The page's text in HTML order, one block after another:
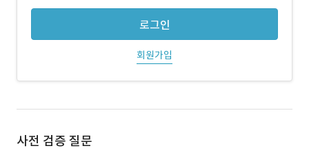
로그인
회원가입
사전 검증 질문